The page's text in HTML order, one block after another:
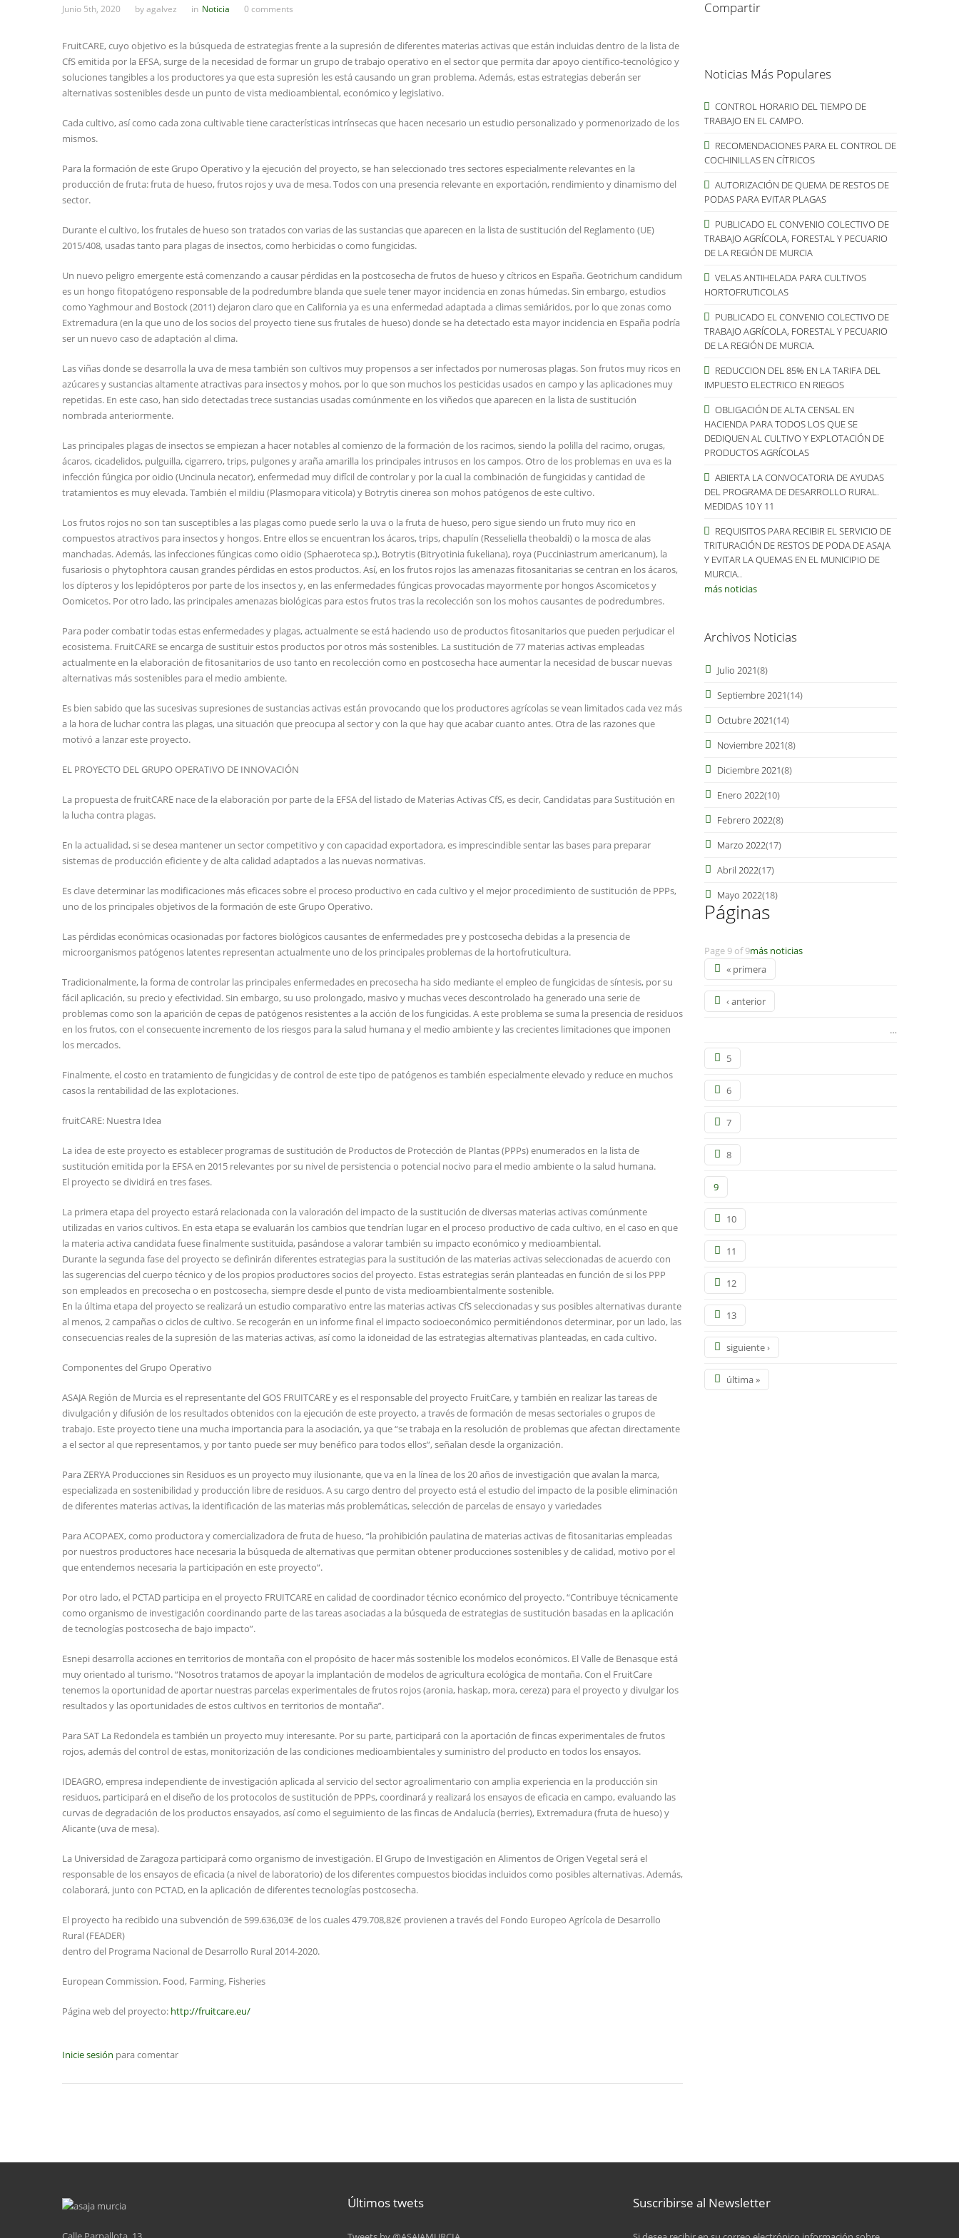
Junio 5th, 2020 byagalvez in Noticia 0 comments
FruitCARE, cuyo objetivo es la búsqueda de estrategias frente a la supresión de diferentes materias activas que están incluidas dentro de la lista de
CfS emitida por la EFSA, surge de la necesidad de formar un grupo de trabajo operativo en el sector que permita dar apoyo científico-tecnológico y
soluciones tangibles a los productores ya que esta supresión les está causando un gran problema. Además, estas estrategias deberán ser
alternativas sostenibles desde un punto de vista medioambiental, económico y legislativo.
Cada cultivo, así como cada zona cultivable tiene características intrínsecas que hacen necesario un estudio personalizado y pormenorizado de los
mismos.
Para la formación de este Grupo Operativo y la ejecución del proyecto, se han seleccionado tres sectores especialmente relevantes en la
producción de fruta: fruta de hueso, frutos rojos y uva de mesa. Todos con una presencia relevante en exportación, rendimiento y dinamismo del
sector.
Durante el cultivo, los frutales de hueso son tratados con varias de las sustancias que aparecen en la lista de sustitución del Reglamento (UE)
2015/408, usadas tanto para plagas de insectos, como herbicidas o como fungicidas.
Un nuevo peligro emergente está comenzando a causar pérdidas en la postcosecha de frutos de hueso y cítricos en España. Geotrichum candidum
es un hongo fitopatógeno responsable de la podredumbre blanda que suele tener mayor incidencia en zonas húmedas. Sin embargo, estudios
como Yaghmour and Bostock (2011) dejaron claro que en California ya es una enfermedad adaptada a climas semiáridos, por lo que zonas como
Extremadura (en la que uno de los socios del proyecto tiene sus frutales de hueso) donde se ha detectado esta mayor incidencia en España podría
ser un nuevo caso de adaptación al clima.
Las viñas donde se desarrolla la uva de mesa también son cultivos muy propensos a ser infectados por numerosas plagas. Son frutos muy ricos en
azúcares y sustancias altamente atractivas para insectos y mohos, por lo que son muchos los pesticidas usados en campo y las aplicaciones muy
repetidas. En este caso, han sido detectadas trece sustancias usadas comúnmente en los viñedos que aparecen en la lista de sustitución
nombrada anteriormente.
Las principales plagas de insectos se empiezan a hacer notables al comienzo de la formación de los racimos, siendo la polilla del racimo, orugas,
ácaros, cicadelidos, pulguilla, cigarrero, trips, pulgones y araña amarilla los principales intrusos en los campos. Otro de los problemas en uva es la
infección fúngica por oidio (Uncinula necator), enfermedad muy difícil de controlar y por la cual la combinación de fungicidas y cantidad de
tratamientos es muy elevada. También el mildiu (Plasmopara viticola) y Botrytis cinerea son mohos patógenos de este cultivo.
Los frutos rojos no son tan susceptibles a las plagas como puede serlo la uva o la fruta de hueso, pero sigue siendo un fruto muy rico en
compuestos atractivos para insectos y hongos. Entre ellos se encuentran los ácaros, trips, chapulín (Resseliella theobaldi) o la mosca de alas
manchadas. Además, las infecciones fúngicas como oidio (Sphaeroteca sp.), Botrytis (Bitryotinia fukeliana), roya (Pucciniastrum americanum), la
fusariosis o phytophtora causan grandes pérdidas en estos productos. Así, en los frutos rojos las amenazas fitosanitarias se centran en los ácaros,
los dípteros y los lepidópteros por parte de los insectos y, en las enfermedades fúngicas provocadas mayormente por hongos Ascomicetos y
Oomicetos. Por otro lado, las principales amenazas biológicas para estos frutos tras la recolección son los mohos causantes de podredumbres.
Para poder combatir todas estas enfermedades y plagas, actualmente se está haciendo uso de productos fitosanitarios que pueden perjudicar el
ecosistema. FruitCARE se encarga de sustituir estos productos por otros más sostenibles. La sustitución de 77 materias activas empleadas
actualmente en la elaboración de fitosanitarios de uso tanto en recolección como en postcosecha hace aumentar la necesidad de buscar nuevas
alternativas más sostenibles para el medio ambiente.
Es bien sabido que las sucesivas supresiones de sustancias activas están provocando que los productores agrícolas se vean limitados cada vez más
a la hora de luchar contra las plagas, una situación que preocupa al sector y con la que hay que acabar cuanto antes. Otra de las razones que
motivó a lanzar este proyecto.
EL PROYECTO DEL GRUPO OPERATIVO DE INNOVACIÓN
La propuesta de fruitCARE nace de la elaboración por parte de la EFSA del listado de Materias Activas CfS, es decir, Candidatas para Sustitución en
la lucha contra plagas.
En la actualidad, si se desea mantener un sector competitivo y con capacidad exportadora, es imprescindible sentar las bases para preparar
sistemas de producción eficiente y de alta calidad adaptados a las nuevas normativas.
Es clave determinar las modificaciones más eficaces sobre el proceso productivo en cada cultivo y el mejor procedimiento de sustitución de PPPs,
uno de los principales objetivos de la formación de este Grupo Operativo.
Las pérdidas económicas ocasionadas por factores biológicos causantes de enfermedades pre y postcosecha debidas a la presencia de
microorganismos patógenos latentes representan actualmente uno de los principales problemas de la hortofruticultura.
Tradicionalmente, la forma de controlar las principales enfermedades en precosecha ha sido mediante el empleo de fungicidas de síntesis, por su
fácil aplicación, su precio y efectividad. Sin embargo, su uso prolongado, masivo y muchas veces descontrolado ha generado una serie de
problemas como son la aparición de cepas de patógenos resistentes a la acción de los fungicidas. A este problema se suma la presencia de residuos
en los frutos, con el consecuente incremento de los riesgos para la salud humana y el medio ambiente y las crecientes limitaciones que imponen
los mercados.
Finalmente, el costo en tratamiento de fungicidas y de control de este tipo de patógenos es también especialmente elevado y reduce en muchos
casos la rentabilidad de las explotaciones.
fruitCARE: Nuestra Idea
La idea de este proyecto es establecer programas de sustitución de Productos de Protección de Plantas (PPPs) enumerados en la lista de
sustitución emitida por la EFSA en 2015 relevantes por su nivel de persistencia o potencial nocivo para el medio ambiente o la salud humana.
El proyecto se dividirá en tres fases.
La primera etapa del proyecto estará relacionada con la valoración del impacto de la sustitución de diversas materias activas comúnmente
utilizadas en varios cultivos. En esta etapa se evaluarán los cambios que tendrían lugar en el proceso productivo de cada cultivo, en el caso en que
la materia activa candidata fuese finalmente sustituida, pasándose a valorar también su impacto económico y medioambiental.
Durante la segunda fase del proyecto se definirán diferentes estrategias para la sustitución de las materias activas seleccionadas de acuerdo con
las sugerencias del cuerpo técnico y de los propios productores socios del proyecto. Estas estrategias serán planteadas en función de si los PPP
son empleados en precosecha o en postcosecha, siempre desde el punto de vista medioambientalmente sostenible.
En la última etapa del proyecto se realizará un estudio comparativo entre las materias activas CfS seleccionadas y sus posibles alternativas durante
al menos, 2 campañas o ciclos de cultivo. Se recogerán en un informe final el impacto socioeconómico permitiéndonos determinar, por un lado, las
consecuencias reales de la supresión de las materias activas, así como la idoneidad de las estrategias alternativas planteadas, en cada cultivo.
Componentes del Grupo Operativo
ASAJA Región de Murcia es el representante del GOS FRUITCARE y es el responsable del proyecto FruitCare, y también en realizar las tareas de
divulgación y difusión de los resultados obtenidos con la ejecución de este proyecto, a través de formación de mesas sectoriales o grupos de
trabajo. Este proyecto tiene una mucha importancia para la asociación, ya que “se trabaja en la resolución de problemas que afectan directamente
a el sector al que representamos, y por tanto puede ser muy benéfico para todos ellos”, señalan desde la organización.
Para ZERYA Producciones sin Residuos es un proyecto muy ilusionante, que va en la línea de los 20 años de investigación que avalan la marca,
especializada en sostenibilidad y producción libre de residuos. A su cargo dentro del proyecto está el estudio del impacto de la posible eliminación
de diferentes materias activas, la identificación de las materias más problemáticas, selección de parcelas de ensayo y variedades
Para ACOPAEX, como productora y comercializadora de fruta de hueso, “la prohibición paulatina de materias activas de fitosanitarias empleadas
por nuestros productores hace necesaria la búsqueda de alternativas que permitan obtener producciones sostenibles y de calidad, motivo por el
que entendemos necesaria la participación en este proyecto“.
Por otro lado, el PCTAD participa en el proyecto FRUITCARE en calidad de coordinador técnico económico del proyecto. “Contribuye técnicamente
como organismo de investigación coordinando parte de las tareas asociadas a la búsqueda de estrategias de sustitución basadas en la aplicación
de tecnologías postcosecha de bajo impacto”.
Esnepi desarrolla acciones en territorios de montaña con el propósito de hacer más sostenible los modelos económicos. El Valle de Benasque está
muy orientado al turismo. “Nosotros tratamos de apoyar la implantación de modelos de agricultura ecológica de montaña. Con el FruitCare
tenemos la oportunidad de aportar nuestras parcelas experimentales de frutos rojos (aronia, haskap, mora, cereza) para el proyecto y divulgar los
resultados y las oportunidades de estos cultivos en territorios de montaña”.
Para SAT La Redondela es también un proyecto muy interesante. Por su parte, participará con la aportación de fincas experimentales de frutos
rojos, además del control de estas, monitorización de las condiciones medioambientales y suministro del producto en todos los ensayos.
IDEAGRO, empresa independiente de investigación aplicada al servicio del sector agroalimentario con amplia experiencia en la producción sin
residuos, participará en el diseño de los protocolos de sustitución de PPPs, coordinará y realizará los ensayos de eficacia en campo, evaluando las
curvas de degradación de los productos ensayados, así como el seguimiento de las fincas de Andalucía (berries), Extremadura (fruta de hueso) y
Alicante (uva de mesa).
La Universidad de Zaragoza participará como organismo de investigación. El Grupo de Investigación en Alimentos de Origen Vegetal será el
responsable de los ensayos de eficacia (a nivel de laboratorio) de los diferentes compuestos biocidas incluidos como posibles alternativas. Además,
colaborará, junto con PCTAD, en la aplicación de diferentes tecnologías postcosecha.
El proyecto ha recibido una subvención de 599.636,03€ de los cuales 479.708,82€ provienen a través del Fondo Europeo Agrícola de Desarrollo
Rural (FEADER)
dentro del Programa Nacional de Desarrollo Rural 2014-2020.
European Commission. Food, Farming, Fisheries
Página web del proyecto: http://fruitcare.eu/
Inicie sesión para comentar
Compartir
Noticias Más Populares
CONTROL HORARIO DEL TIEMPO DE
TRABAJO EN EL CAMPO.
RECOMENDACIONES PARA EL CONTROL DE
COCHINILLAS EN CÍTRICOS
AUTORIZACIÓN DE QUEMA DE RESTOS DE
PODAS PARA EVITAR PLAGAS
PUBLICADO EL CONVENIO COLECTIVO DE
TRABAJO AGRÍCOLA, FORESTAL Y PECUARIO
DE LA REGIÓN DE MURCIA
VELAS ANTIHELADA PARA CULTIVOS
HORTOFRUTICOLAS
PUBLICADO EL CONVENIO COLECTIVO DE
TRABAJO AGRÍCOLA, FORESTAL Y PECUARIO
DE LA REGIÓN DE MURCIA.
REDUCCION DEL 85% EN LA TARIFA DEL
IMPUESTO ELECTRICO EN RIEGOS
OBLIGACIÓN DE ALTA CENSAL EN
HACIENDA PARA TODOS LOS QUE SE
DEDIQUEN AL CULTIVO Y EXPLOTACIÓN DE
PRODUCTOS AGRÍCOLAS
ABIERTA LA CONVOCATORIA DE AYUDAS
DEL PROGRAMA DE DESARROLLO RURAL.
MEDIDAS 10 Y 11
REQUISITOS PARA RECIBIR EL SERVICIO DE
TRITURACIÓN DE RESTOS DE PODA DE ASAJA
Y EVITAR LA QUEMAS EN EL MUNICIPIO DE
MURCIA..
más noticias
Archivos Noticias
Julio 2021(8)
Septiembre 2021(14)
Octubre 2021(14)
Noviembre 2021(8)
Diciembre 2021(8)
Enero 2022(10)
Febrero 2022(8)
Marzo 2022(17)
Abril 2022(17)
Mayo 2022(18)
Páginas
Page 9 of 9
« primera
‹ anterior
…
5
6
7
8
9
10
11
12
13
siguiente ›
última »
más noticias
Últimos twets Suscribirse al Newsletter